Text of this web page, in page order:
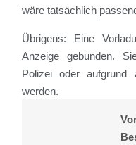
wäre tatsächlich
Übrigens: Eine
Anzeige gebunden.
Polizei oder aufgrund
werden.
Was ist der
einer Anzeige? Hier hilft